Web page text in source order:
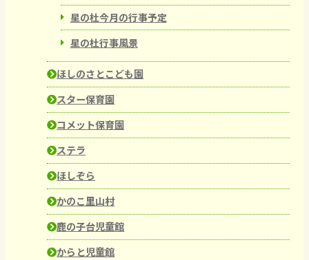
星の杜今月の行事予定
星の杜行事風景
ほしのさとこども園
スター保育園
コメット保育園
ステラ
ほしぞら
かのこ里山村
鹿の子台児童館
からと児童館